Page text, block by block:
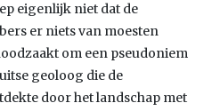
eigenlijk niet dat de
er niets van moesten
om een pseudoniem
geoloog die de
door het landschap met